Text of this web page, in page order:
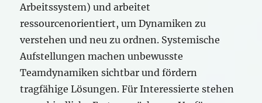
Arbeitssystem) und arbeitet
ressourcenorientiert, um Dynamiken zu
verstehen und neu zu ordnen. Systemische
Aufstellungen machen unbewusste
Teamdynamiken sichtbar und fördern
tragfähige Lösungen. Für Interessierte stehen